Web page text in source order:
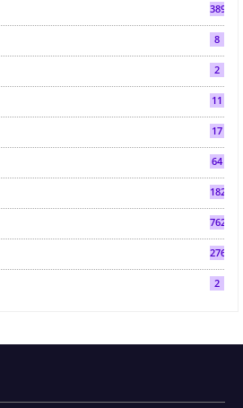
3892
8
2
11
17
64
182
7624
2763
2